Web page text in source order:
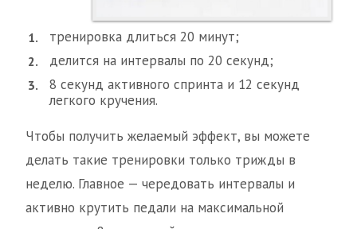
тренировка длиться 20 минут;
делится на интервалы по 20 секунд;
8 секунд активного спринта и 12 секунд
легкого кручения.
Чтобы получить желаемый эффект, вы можете
делать такие тренировки только трижды в
неделю. Главное — чередовать интервалы и
активно крутить педали на максимальной